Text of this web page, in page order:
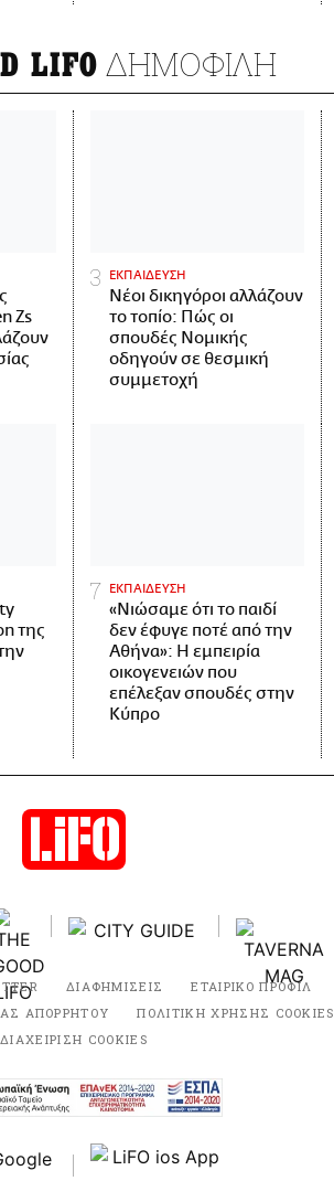
LIFO ΔΗΜΟΦΙΛΗ
Zs
ΕΚΠΑΙΔΕΥΣΗ
Νέοι δικηγόροι αλλάζουν
το τοπίο: Πώς οι
σπουδές Νομικής
οδηγούν σε θεσμική
συμμετοχή
της
ΕΚΠΑΙΔΕΥΣΗ
«Νιώσαμε ότι το παιδί
δεν έφυγε ποτέ από την
Αθήνα»: Η εμπειρία
οικογενειών που
επέλεξαν σπουδές στην
Κύπρο
ΔΙΑΦΗΜΙΣΕΙΣ ΕΤΑΙΡΙΚΟ ΠΡΟΦΙΛ
ΑΠΟΡΡΗΤΟΥ
ΠΟΛΙΤΙΚΗ ΧΡΗΣΗΣ COOKIES
ΔΙΑΧΕΙΡΙΣΗ COOKIES